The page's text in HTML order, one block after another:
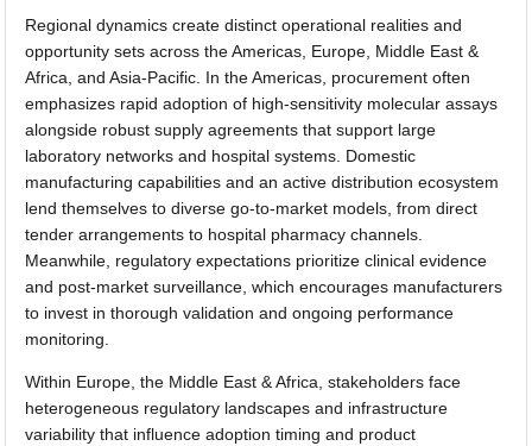
Regional dynamics create distinct operational realities and
opportunity sets across the Americas, Europe, Middle East &
Africa, and Asia-Pacific. In the Americas, procurement often
emphasizes rapid adoption of high-sensitivity molecular assays
alongside robust supply agreements that support large
laboratory networks and hospital systems. Domestic
manufacturing capabilities and an active distribution ecosystem
lend themselves to diverse go-to-market models, from direct
tender arrangements to hospital pharmacy channels.
Meanwhile, regulatory expectations prioritize clinical evidence
and post-market surveillance, which encourages manufacturers
to invest in thorough validation and ongoing performance
monitoring.
Within Europe, the Middle East & Africa, stakeholders face
heterogeneous regulatory landscapes and infrastructure
variability that influence adoption timing and product